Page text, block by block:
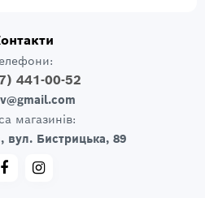
441-00-52
магазинів:
вул. Бистрицька, 89